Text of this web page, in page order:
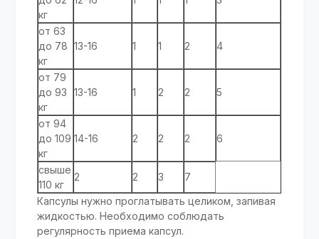
кг
от 63
до 78
кг
13-16 1 1 2 4
от 79
до 93
кг
13-16 1 2 2 5
от 94
до 109
кг
14-16 2 2 2 6
свыше
110 кг
2 2 3
7
Капсулы нужно проглатывать целиком, запивая
жидкостью. Необходимо соблюдать
регулярность приема капсул.